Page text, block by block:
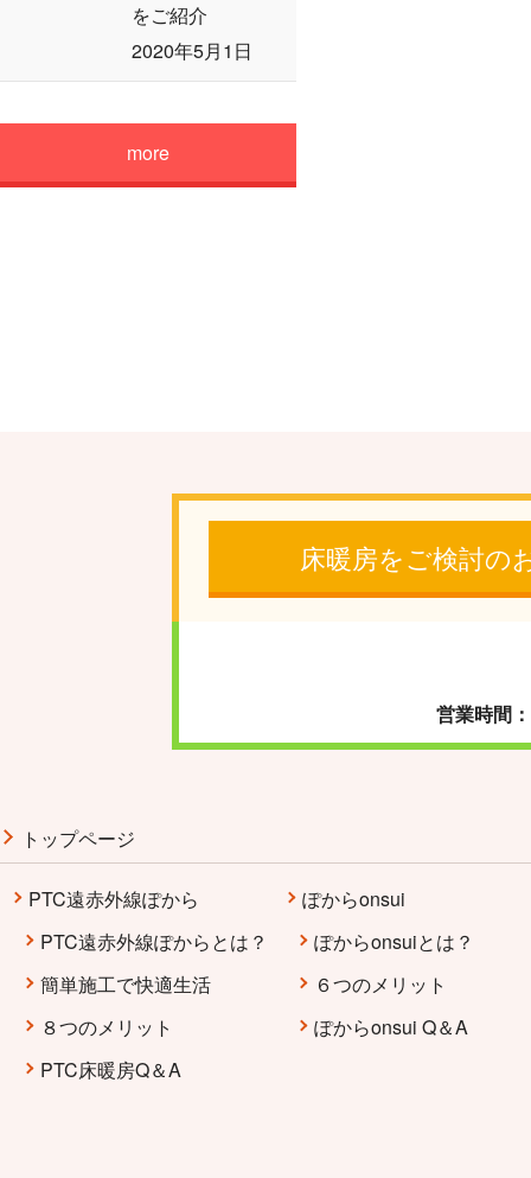
をご紹介
2020年5月1日
more
床暖房をご検討の
営業時間：
トップページ
PTC遠赤外線ぽから
PTC遠赤外線ぽからとは？
簡単施工で快適生活
８つのメリット
PTC床暖房Q＆A
ぽからonsui
ぽからonsuiとは？
６つのメリット
ぽからonsui Q＆A